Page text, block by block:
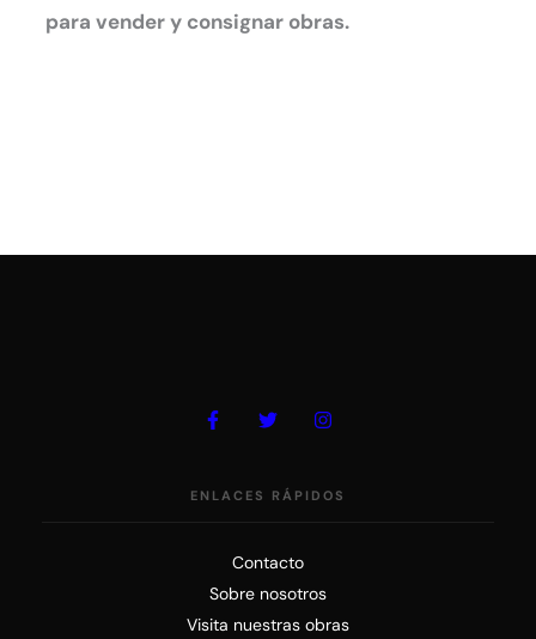
para vender y consignar obras.
ENLACES RÁPIDOS
Contacto
Sobre nosotros
Visita nuestras obras